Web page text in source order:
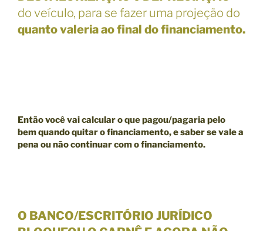
do veículo, para se fazer uma projeção do
quanto valeria ao final do financiamento.
Então você vai calcular o que pagou/pagaria pelo
bem quando quitar o financiamento, e saber sevale a
pena ou não continuar com o financiamento.
O BANCO/ESCRITÓRIO JURÍDICO